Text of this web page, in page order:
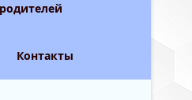
Контакты